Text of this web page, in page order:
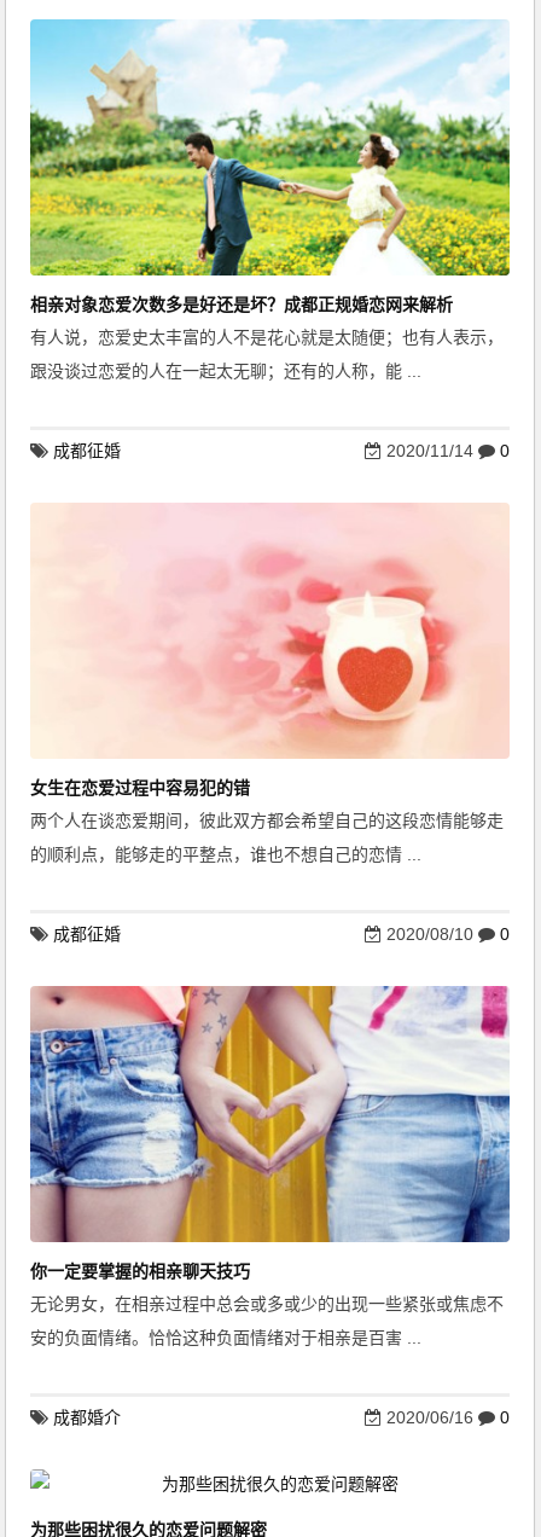
相亲对象恋爱次数多是好还是坏？成都正规婚恋网来解析
有人说，恋爱史太丰富的人不是花心就是太随便；也有人表示，
跟没谈过恋爱的人在一起太无聊；还有的人称，能 ...
成都征婚 2020/11/14 0
女生在恋爱过程中容易犯的错
两个人在谈恋爱期间，彼此双方都会希望自己的这段恋情能够走
的顺利点，能够走的平整点，谁也不想自己的恋情 ...
成都征婚 2020/08/10 0
你一定要掌握的相亲聊天技巧
无论男女，在相亲过程中总会或多或少的出现一些紧张或焦虑不
安的负面情绪。恰恰这种负面情绪对于相亲是百害 ...
成都婚介 2020/06/16 0
为那些困扰很久的恋爱问题解密